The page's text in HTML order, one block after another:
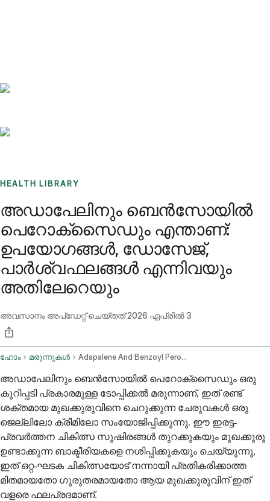
HEALTH LIBRARY
അഡാപേലിനും ബെൻസോയിൽ
പെറോക്സൈഡും എന്താണ്:
ഉപയോഗങ്ങൾ, ഡോസേജ്,
പാർശ്വഫലങ്ങൾ എന്നിവയും
അതിലേറെയും
അവസാനം അപ്ഡേറ്റ് ചെയ്തത്2026 ഏപ്രിൽ 3
ഹോം മരുന്നുകൾ Adapalene And Benzoyl Peroxide Topical Application Route
അഡാപേലിനും ബെൻസോയിൽ പെറോക്സൈഡും ഒരു
കുറിപ്പടി പ്രകാരമുള്ള ടോപ്പിക്കൽ മരുന്നാണ്, ഇത് രണ്ട്
ശക്തമായ മുഖക്കുരുവിനെ ചെറുക്കുന്ന ചേരുവകൾ ഒരു
ജെല്ലിലോ ക്രീമിലോ സംയോജിപ്പിക്കുന്നു. ഈ ഇരട്ട-
പ്രവർത്തന ചികിത്സ സുഷിരങ്ങൾ തുറക്കുകയും മുഖക്കുരു
ഉണ്ടാക്കുന്ന ബാക്ടീരിയകളെ നശിപ്പിക്കുകയും ചെയ്യുന്നു,
ഇത് ഒറ്റ-ഘടക ചികിത്സയോട് നന്നായി പ്രതികരിക്കാത്ത
മിതമായതോ ഗുരുതരമായതോ ആയ മുഖക്കുരുവിന് ഇത്
വളരെ ഫലപ്രദമാണ്.